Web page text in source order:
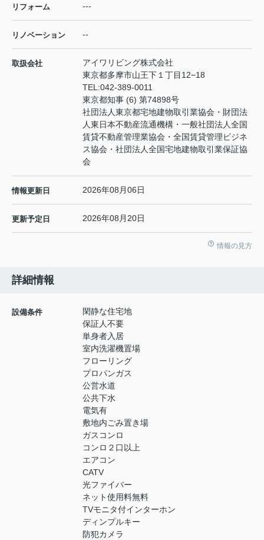
リフォーム ---
リノベーション --
取扱会社
アイワリビング株式会社
東京都多摩市山王下１丁目12−18
TEL:042-389-0011
東京都知事 (6) 第74898号
社団法人東京都宅地建物取引業協会・財団法
人東日本不動産流通機構・一般社団法人全国
賃貸不動産管理業協会・全国賃貸管理ビジネ
ス協会・社団法人全国宅地建物取引業保証協
会
情報更新日 2026年08月06日
更新予定日 2026年08月20日
情報の見方
詳細情報
設備条件
閑静な住宅地
保証人不要
単身者入居
室内洗濯機置場
フローリング
プロパンガス
公営水道
公共下水
電気有
敷地内ごみ置き場
ガスコンロ
コンロ２口以上
エアコン
CATV
光ファイバー
ネット使用料無料
TVモニタ付インターホン
ディンプルキー
防犯カメラ